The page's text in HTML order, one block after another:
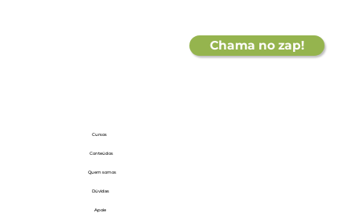
Chama no zap!
Cursos
Conteúdos
Quemsomos
Dúvidas
Apoie